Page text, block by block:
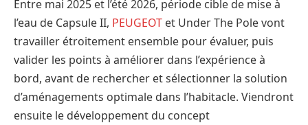
Entre mai 2025 et l’été 2026, période cible de mise à
l’eau de Capsule II, PEUGEOT et Under The Pole vont
travailler étroitement ensemble pour évaluer, puis
valider les points à améliorer dans l’expérience à
bord, avant de rechercher et sélectionner la solution
d’aménagements optimale dans l’habitacle. Viendront
ensuite le développement du concept